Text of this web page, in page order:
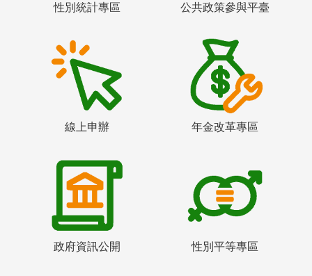
性別統計專區 公共政策參與平臺
線上申辦 年金改革專區
政府資訊公開 性別平等專區